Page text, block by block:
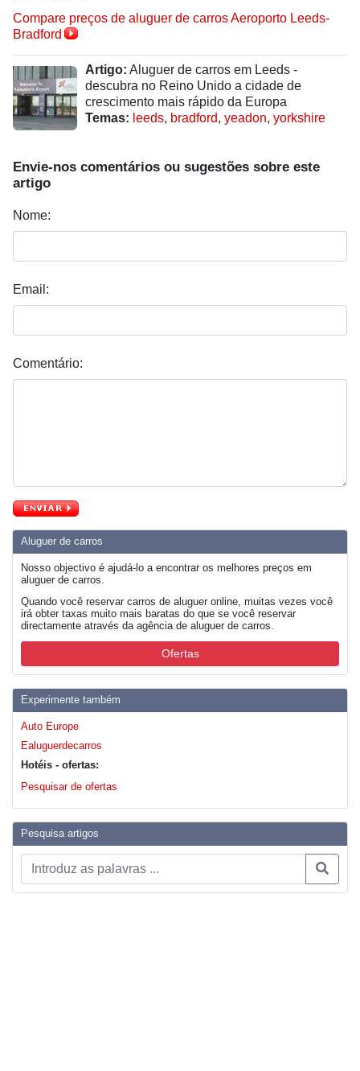
Aluguer de carros
Nosso objectivo é ajudá-lo a encontrar os melhores preços em
aluguer de carros.
Quando você reservar carros de aluguer online, muitas vezes você
irá obter taxas muito mais baratas do que se você reservar
directamente através da agência de aluguer de carros.
Ofertas
Experimente também
Auto Europe
Ealuguerdecarros
Hotéis - ofertas:
Pesquisar de ofertas
Pesquisa artigos
Compare preços de aluguer de carros Aeroporto Leeds-
Bradford
Artigo: Aluguer de carros em Leeds -
descubra no Reino Unido a cidade de
crescimento mais rápido da Europa
Temas: leeds, bradford, yeadon, yorkshire
Envie-nos comentários ou sugestões sobre este
artigo
Nome:
Email:
Comentário: